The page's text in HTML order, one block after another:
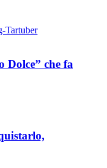
Dolce” che fa